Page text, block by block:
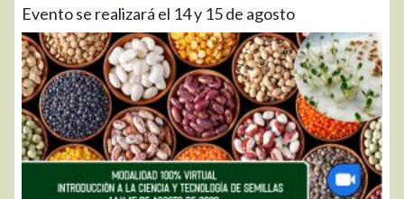
Evento se realizará el 14 y 15 de agosto